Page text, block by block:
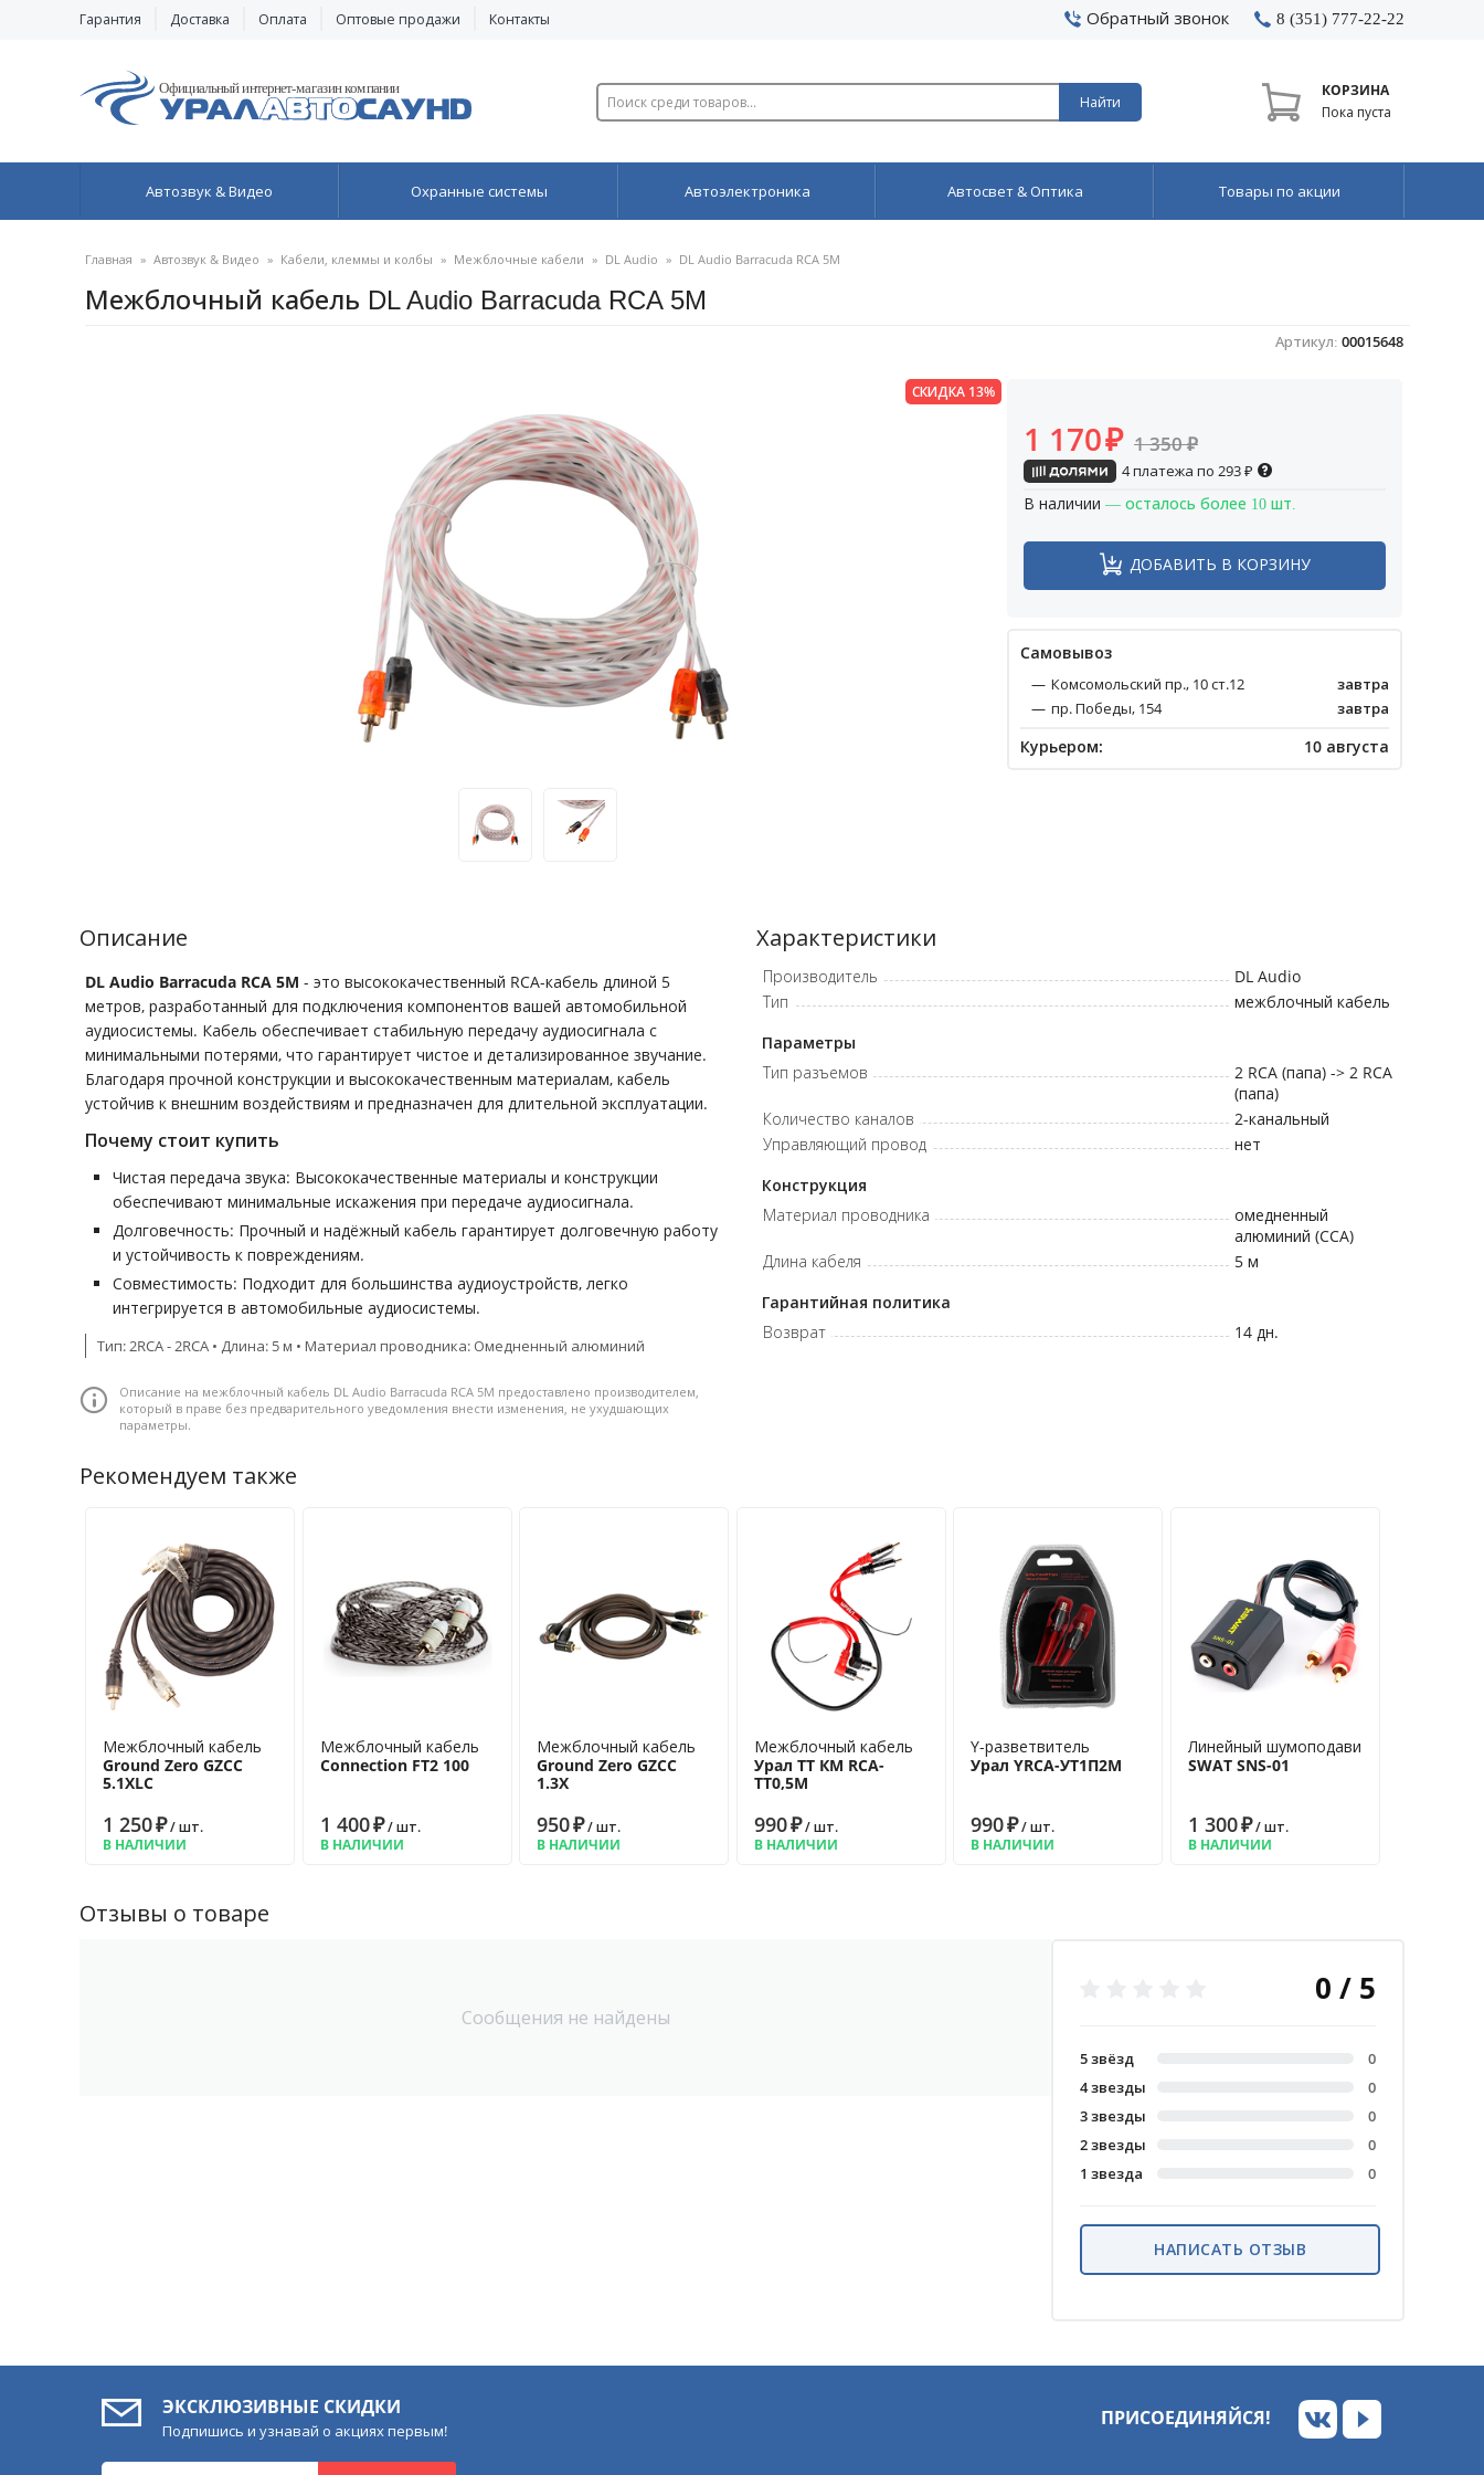
Гарантия Доставка Оплата Оптовые продажи Контакты Обратный звонок 8 (351) 777-22-22
Найти
КОРЗИНА
Пока пуста
Автозвук & Видео Охранные системы Автоэлектроника Автосвет & Оптика Товары по акции
Главная » Автозвук & Видео » Кабели, клеммы и колбы » Межблочные кабели » DL Audio » DL Audio Barracuda RCA 5M
Межблочный кабель DL Audio Barracuda RCA 5M
Артикул: 00015648
СКИДКА 13%
1 170₽ 1 350₽
4 платежа по 293₽
В наличии — осталось более 10 шт.
ДОБАВИТЬ В КОРЗИНУ
Cамовывоз
Комсомольский пр., 10 ст.12
завтра
пр. Победы, 154
завтра
Курьером: 10 августа
Описание
DL Audio Barracuda RCA 5M - это высококачественный RCA-кабель длиной 5
метров, разработанный для подключения компонентов вашей автомобильной
аудиосистемы. Кабель обеспечивает стабильную передачу аудиосигнала с
минимальными потерями, что гарантирует чистое и детализированное звучание.
Благодаря прочной конструкции и высококачественным материалам, кабель
устойчив к внешним воздействиям и предназначен для длительной эксплуатации.
Почему стоит купить
Чистая передача звука: Высококачественные материалы и конструкции
обеспечивают минимальные искажения при передаче аудиосигнала.
Долговечность: Прочный и надёжный кабель гарантирует долговечную работу
и устойчивость к повреждениям.
Совместимость: Подходит для большинства аудиоустройств, легко
интегрируется в автомобильные аудиосистемы.
Тип: 2RCA - 2RCA • Длина: 5 м • Материал проводника: Омедненный алюминий
Описание на межблочный кабель DL Audio Barracuda RCA 5M предоставлено производителем,
который в праве без предварительного уведомления внести изменения, не ухудшающих
параметры.
Характеристики
Производитель
DL Audio
Тип
межблочный кабель
Параметры
Тип разъемов
2 RCA (папа) -> 2 RCA
(папа)
Количество каналов
2-канальный
Управляющий провод
нет
Конструкция
Материал проводника
омедненный
алюминий (CCA)
Длина кабеля
5 м
Гарантийная политика
Возврат
14 дн.
Рекомендуем также
Межблочный кабель
Ground Zero GZCC
5.1XLC
1 250₽/ шт.
В НАЛИЧИИ
Межблочный кабель
Connection FT2 100
1 400₽/ шт.
В НАЛИЧИИ
Межблочный кабель
Ground Zero GZCC
1.3X
950₽/ шт.
В НАЛИЧИИ
Межблочный кабель
Урал ТТ КМ RCA-
ТТ0,5М
990₽/ шт.
В НАЛИЧИИ
Y-разветвитель
Урал YRCA-УТ1П2М
990₽/ шт.
В НАЛИЧИИ
Линейный шумоподавитель
SWAT SNS-01
1 300₽/ шт.
В НАЛИЧИИ
Отзывы о товаре
Сообщения не найдены
0 / 5
5 звёзд
0
4 звезды
0
3 звезды
0
2 звезды
0
1 звезда
0
НАПИСАТЬ ОТЗЫВ
ЭКСКЛЮЗИВНЫЕ СКИДКИ
Подпишись и узнавай о акциях первым!
ПРИСОЕДИНЯЙСЯ!